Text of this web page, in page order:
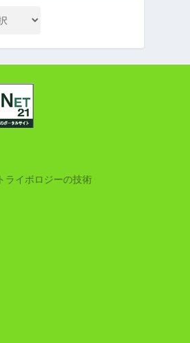
ライボロジーの技術